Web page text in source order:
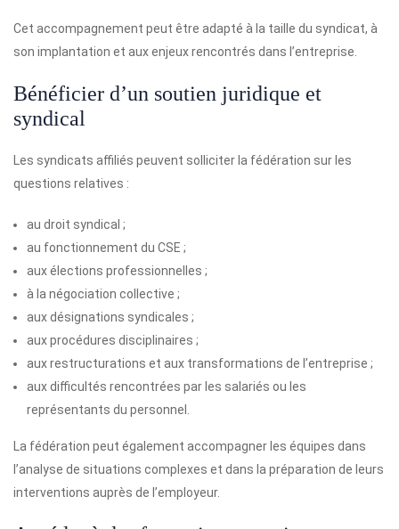
Cet accompagnement peut être adapté à la taille du syndicat, à
son implantation et aux enjeux rencontrés dans l’entreprise.
Bénéficier d’un soutien juridique et
syndical
Les syndicats affiliés peuvent solliciter la fédération sur les
questions relatives :
au droit syndical ;
au fonctionnement du CSE ;
aux élections professionnelles ;
à la négociation collective ;
aux désignations syndicales ;
aux procédures disciplinaires ;
aux restructurations et aux transformations de l’entreprise ;
aux difficultés rencontrées par les salariés ou les
représentants du personnel.
La fédération peut également accompagner les équipes dans
l’analyse de situations complexes et dans la préparation de leurs
interventions auprès de l’employeur.